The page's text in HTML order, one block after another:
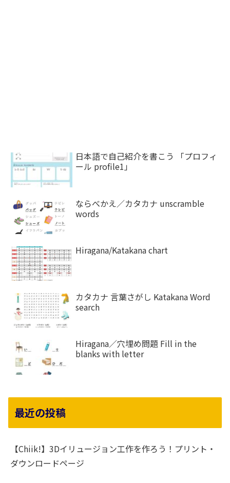
日本語で自己紹介を書こう 「プロフィ
ール profile1」
ならべかえ／カタカナ unscramble
words
Hiragana/Katakana chart
カタカナ 言葉さがし Katakana Word
search
Hiragana／穴埋め問題 Fill in the
blanks with letter
最近の投稿
【Chiik!】3Dイリュージョン工作を作ろう！プリント・
ダウンロードページ